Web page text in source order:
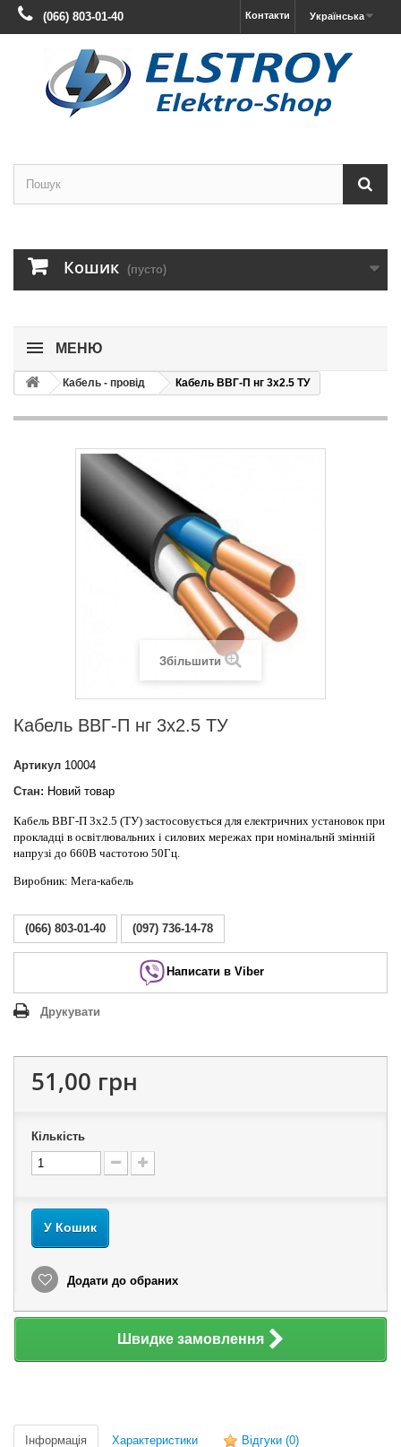
Українська
Контакти
(066) 803-01-40
Кошик (пусто)
МЕНЮ
Кабель - провід Кабель ВВГ-П нг 3х2.5 ТУ
Збільшити
Кабель ВВГ-П нг 3х2.5 ТУ
Артикул 10004
Стан: Новий товар
Кабель ВВГ-П 3х2.5 (ТУ) застосовується для електричних установок при
прокладці в освітлювальних і силових мережах при номінальнй змінній
напрузі до 660В частотою 50Гц.
Виробник: Мега-кабель
(066) 803-01-40 (097) 736-14-78
Написати в Viber
Друкувати
51,00 грн
Кількість
У Кошик
Додати до обраних
Швидке замовлення
Інформація Характеристики Відгуки (0)